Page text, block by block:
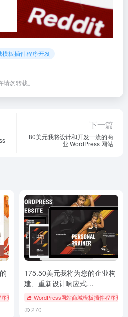
板插件程序开发
勿转载。
下一篇
80美元我将设计和开发一流的商
业 WordPress 网站
开发
175.50美元我将为您的企业构
建、重新设计响应式
WordPress 网站设计
WordPress网站商城模板插件程序开发
270